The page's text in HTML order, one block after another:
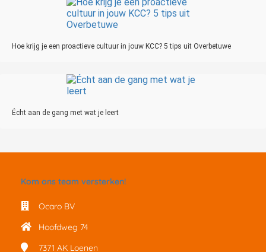
Hoe krijg je een proactieve cultuur in jouw KCC? 5 tips uit Overbetuwe
Écht aan de gang met wat je leert
Kom ons team versterken!
Ocaro BV
Hoofdweg 74
7371 AK Loenen